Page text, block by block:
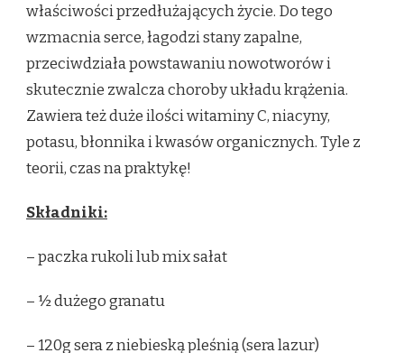
właściwości przedłużających życie. Do tego
wzmacnia serce, łagodzi stany zapalne,
przeciwdziała powstawaniu nowotworów i
skutecznie zwalcza choroby układu krążenia.
Zawiera też duże ilości witaminy C, niacyny,
potasu, błonnika i kwasów organicznych. Tyle z
teorii, czas na praktykę!
Składniki:
– paczka rukoli lub mix sałat
– ½ dużego granatu
– 120g sera z niebieską pleśnią (sera lazur)